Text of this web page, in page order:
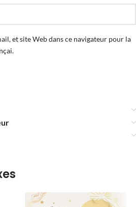
et site Web dans ce navigateur pour la